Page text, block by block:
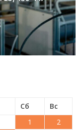
Сб
Вс
1
2